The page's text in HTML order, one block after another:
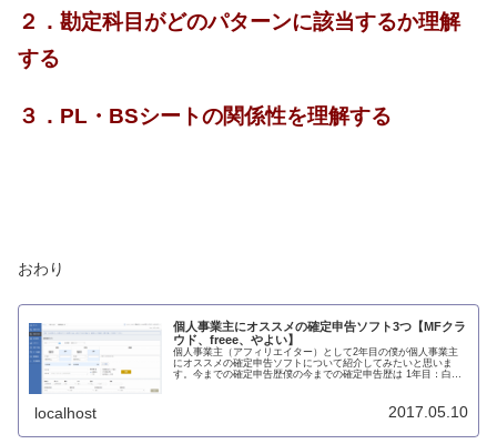
２．勘定科目がどのパターンに該当するか理解
する
３．PL・BSシートの関係性を理解する
おわり
個人事業主にオススメの確定申告ソフト3つ【MFクラ
ウド、freee、やよい】
個人事業主（アフィリエイター）として2年目の僕が個人事業主
にオススメの確定申告ソフトについて紹介してみたいと思いま
す。今までの確定申告歴僕の今までの確定申告歴は 1年目：白色
localhost 2017.05.10